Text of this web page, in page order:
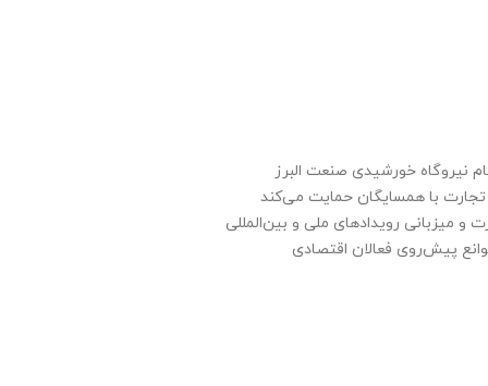
خورشیدی صنعت البرز
با همسایگان حمایت می‌کند
و میزبانی رویدادهای ملی و بین‌المللی
پیش‌روی فعالان اقتصادی